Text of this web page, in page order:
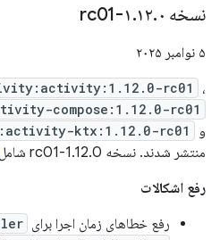
نسخه ۱ .۱۲.۰-rc01
۵ نوامبر ۲۰۲۵
rc01 ،
compose:1.12.0-rc01
و ktx:1.12.0-rc01
منتشر شدند. نسخه 1.12.0-rc01 شامل
رفع اشکالات
رفع خطاهای زمان اجرا برای